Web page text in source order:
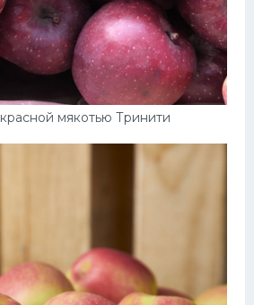
мякотью Тринити